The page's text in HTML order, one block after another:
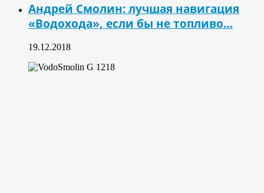
Андрей Смолин: лучшая навигация
«Водохода», если бы не топливо…
19.12.2018